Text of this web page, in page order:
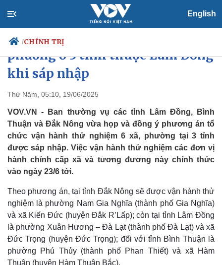
English
/CHÍNH TRỊ
Chính trị
Tổ chức nhân sự
Quốc hội
Nhận diện sự thật
Tin 24h
Dự báo thời tiết
Giáo dục
Dấu ấn VOV
Việc làm
Biển đảo
Sẽ vận hành thử nghiệm 6 xã,
phường ở 3 tỉnh thuộc Lâm Đồng
khi sáp nhập
Thứ Năm, 05:10, 19/06/2025
VOV.VN - Ban thường vụ các tỉnh Lâm Đồng, Bình
Thuận và Đắk Nông vừa họp và đồng ý phương án tổ
chức vận hành thử nghiệm 6 xã, phường tại 3 tỉnh
được sáp nhập. Việc vận hành thử nghiệm các đơn vị
hành chính cấp xã và tương đương này chính thức
vào ngày 23/6 tới.
Theo phương án, tại tỉnh Đắk Nông sẽ được vận hành thử
nghiệm là phường Nam Gia Nghĩa (thành phố Gia Nghĩa)
và xã Kiến Đức (huyện Đắk R’Lấp); còn tại tỉnh Lâm Đồng
là phường Xuân Hương – Đà Lạt (thành phố Đà Lạt) và xã
Đức Trọng (huyện Đức Trọng); đối với tỉnh Bình Thuận là
phường Phú Thủy (thành phố Phan Thiết) và xã Hàm
Thuận (huyện Hàm Thuận Bắc).